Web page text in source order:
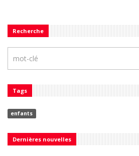
Recherche
Tags
enfants
Dernières nouvelles